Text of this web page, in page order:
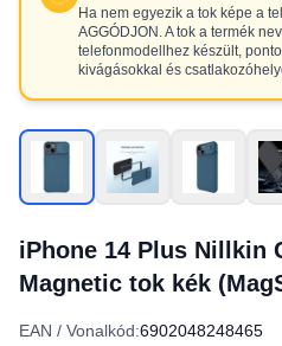
Ha nem egyezik a tok képe a
AGGÓDJON. A tok a termék
telefonmodellhez készült,
kivágásokkal és
iPhone 14 Plus Nillkin
Magnetic tok kék
EAN / Vonalkód:6902048248465